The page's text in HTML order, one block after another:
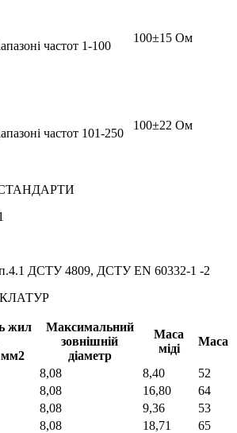
частот 1-100
100±15 Ом
частот 101-250
100±22 Ом
ДСТУ 4809, ДСТУ EN 60332-1 -2
жил
мм2
Максимальний
зовнішній
діаметр
Маса
міді
Маса
8,08 8,40
52
8,08 16,80
64
8,08 9,36
53
8,08 18,71 65